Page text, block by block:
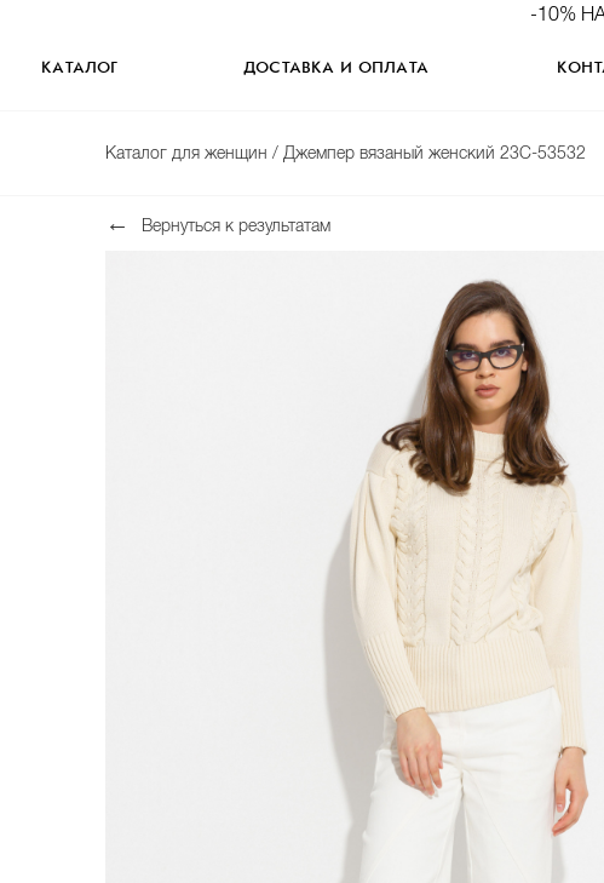
-10%
КАТАЛОГ ДОСТАВКА И ОПЛАТА
Каталог для женщин / Джемпер вязаный женский 23С-53532
Вернуться к результатам